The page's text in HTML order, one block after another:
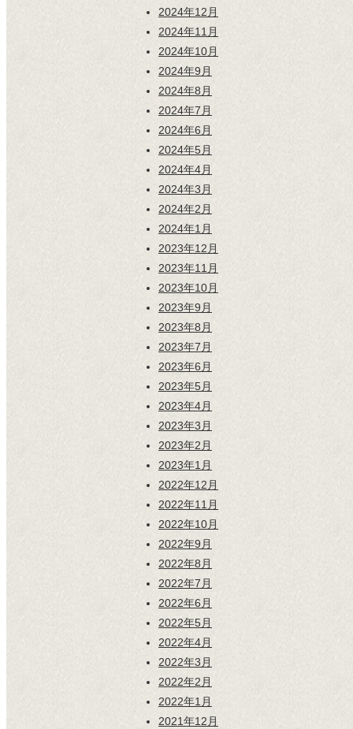
2024年12月
2024年11月
2024年10月
2024年9月
2024年8月
2024年7月
2024年6月
2024年5月
2024年4月
2024年3月
2024年2月
2024年1月
2023年12月
2023年11月
2023年10月
2023年9月
2023年8月
2023年7月
2023年6月
2023年5月
2023年4月
2023年3月
2023年2月
2023年1月
2022年12月
2022年11月
2022年10月
2022年9月
2022年8月
2022年7月
2022年6月
2022年5月
2022年4月
2022年3月
2022年2月
2022年1月
2021年12月